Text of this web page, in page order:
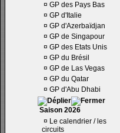
¤ GP des Pays Bas
¤ GP d'Italie
¤ GP d'Azerbaïdjan
¤ GP de Singapour
¤ GP des Etats Unis
¤ GP du Brésil
¤ GP de Las Vegas
¤ GP du Qatar
¤ GP d'Abu Dhabi
Saison 2026
¤ Le calendrier / les
circuits